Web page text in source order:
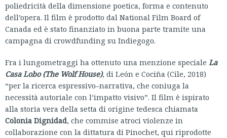
poliedricità della dimensione poetica, forma e contenuto
dell’opera. Il film è prodotto dal National Film Board of
Canada ed è stato finanziato in buona parte tramite una
campagna di crowdfunding su Indiegogo.
Fra i lungometraggi ha ottenuto una menzione speciale La
Casa Lobo (The Wolf House), di León e Cociña (Cile, 2018)
“per la ricerca espressivo–narrativa, che coniuga la
necessità autoriale con l’impatto visivo”. Il film è ispirato
alla storia vera della setta di origine tedesca chiamata
Colonia Dignidad, che commise atroci violenze in
collaborazione con la dittatura di Pinochet, qui riprodotte